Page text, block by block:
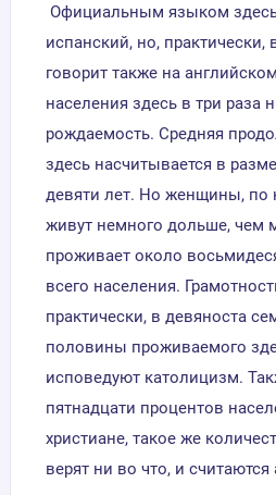
Официальным языком здесь
испанский, но, практически,
говорит также на
населения здесь в три раза
рождаемость. Средняя
здесь насчитывается в
девяти лет. Но женщины,
живут немного дольше, чем
проживает около
всего населения.
практически, в девяноста
половины проживаемого
исповедуют католицизм.
пятнадцати процентов
христиане, такое же
верят ни во что, и